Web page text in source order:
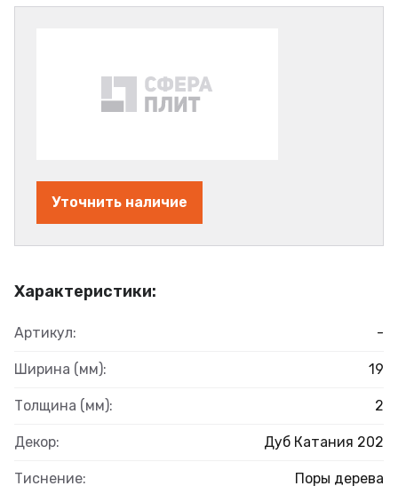
Характеристики:
Артикул: -
Ширина (мм): 19
Толщина (мм): 2
Декор: Дуб Катания 202
Тиснение: Поры дерева
Уточнить наличие